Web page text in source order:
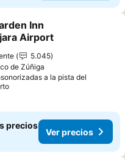
a favoritos
Inn
Airport
5.045
de Zúñiga
a la pista del
precios
Ver precios